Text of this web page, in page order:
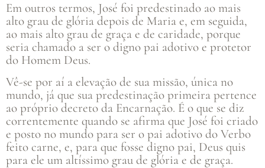
Em outros termos, José foi predestinado ao mais
alto grau de glória depois de Maria e, em seguida,
ao mais alto grau de graça e de caridade, porque
seria chamado a ser o digno pai adotivo e protetor
do Homem Deus.
Vê-se por aí a elevação de sua missão, única no
mundo, já que sua predestinação primeira pertence
ao próprio decreto da Encarnação. É o que se diz
correntemente quando se afirma que José foi criado
e posto no mundo para ser o pai adotivo do Verbo
feito carne, e, para que fosse digno pai, Deus quis
para ele um altíssimo grau de glória e de graça.